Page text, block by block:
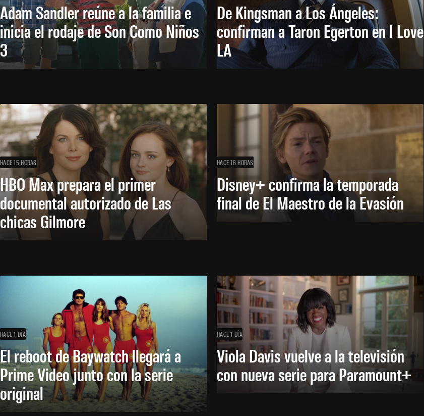
Adam Sandler reúne a la familia e
inicia el rodaje de Son Como Niños
3
De Kingsman a Los Ángeles:
confirman a Taron Egerton en I Love
LA
HACE 15 HORAS
HBO Max prepara el primer
documental autorizado de Las
chicas Gilmore
HACE 16 HORAS
Disney+ confirma la temporada
final de El Maestro de la Evasión
HACE 1 DÍA
El reboot de Baywatch llegará a
Prime Video junto con la serie
original
HACE 1 DÍA
Viola Davis vuelve a la televisión
con nueva serie para Paramount+